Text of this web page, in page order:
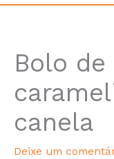
Bolo
canela
Deixe um
hour